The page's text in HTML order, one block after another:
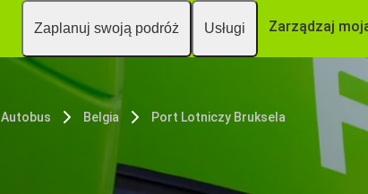
Zaplanuj swoją podróż Usługi Zarządzaj
Autobus Belgia Port Lotniczy Bruksela